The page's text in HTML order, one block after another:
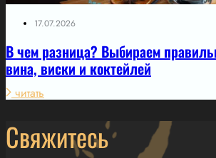
17.07.2026
В чем разница? Выбираем
вина, виски и коктейлей
читать
Свяжитесь